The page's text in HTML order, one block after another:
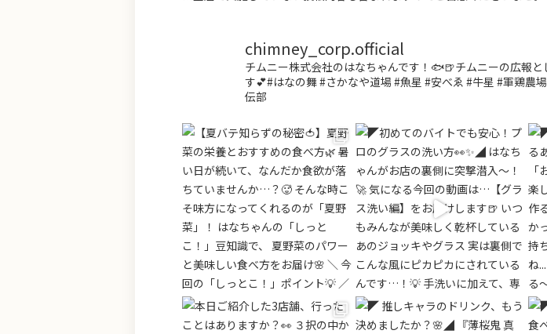
chimney_corp.official
チムニー株式会社のはなちゃんです！🐟🍺チムニーの広報
す💕#はなの舞 #さかなや道場 #魚星 #安べゑ #牛星 #軍鶏農
伝部